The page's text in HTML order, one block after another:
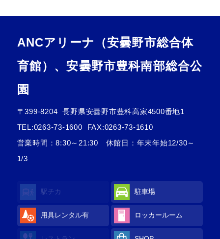
ANCアリーナ（安曇野市総合体
育館）、安曇野市豊科南部総合公
園
〒399-8204
長野県安曇野市豊科高家4500番地1
TEL:0263-73-1600
FAX:0263-73-1610
営業時間：8:30～21:30 休館日：年末年始12/30～
1/3
駅チカ 駐車場
用具レンタル有 ロッカールーム